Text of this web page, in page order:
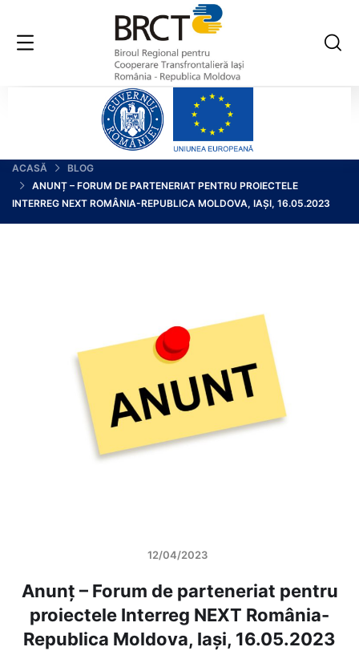
ACASĂ
BLOG
ANUNȚ – FORUM DE PARTENERIAT PENTRU PROIECTELE
INTERREG NEXT ROMÂNIA-REPUBLICA MOLDOVA, IAȘI, 16.05.2023
12/04/2023
Anunț – Forum de parteneriat pentru
proiectele Interreg NEXT România-
Republica Moldova, Iași, 16.05.2023